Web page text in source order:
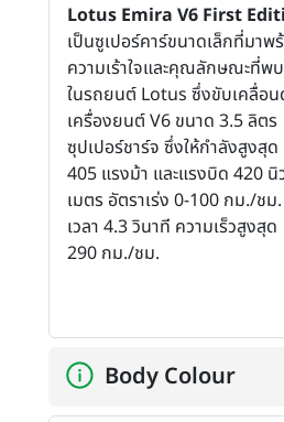
Lotus Emira V6 First
เป็นซูเปอร์คาร์ขนาดเล็กที่มาพ
ความเร้าใจและคุณลักษณะที่พ
ในรถยนต์ Lotus ซึ่งขับเคลื่อ
เครื่องยนต์ V6 ขนาด 3.5 ลิตร
ซุปเปอร์ชาร์จ ซึ่งให้กำลังสูงสุด
405 แรงม้า และแรงบิด 420
เมตร อัตราเร่ง 0-100 กม./ชม.
เวลา 4.3 วินาที ความเร็วสูงสุด
290 กม./ชม.
Body Colour